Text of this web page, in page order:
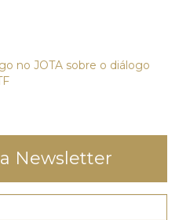
no JOTA sobre o diálogo
Newsletter